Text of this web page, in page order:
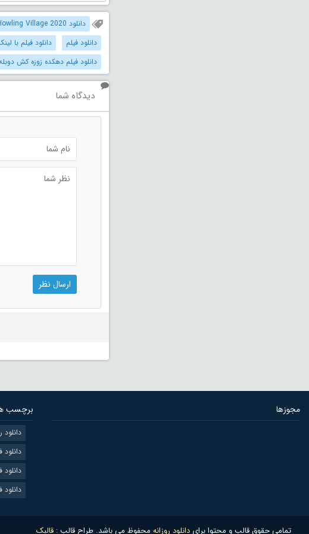
دانلود Howling Village 2020 دوبله فارسی
دانلود فیلم
دانلود فیلم با
دانلود فیلم دهکده زوزه کش
دیدگاه شما
مجوزها برچسب
دانلود
دانلود
تمامی حقوق قالب و محتوا برای دانلود روزانه محفوظ می باشد. طراح قالب : قالبک